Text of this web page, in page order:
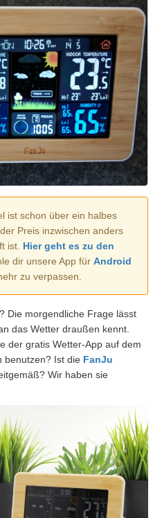
ist schon über ein halbes
Preis inzwischen anders
ist. Hier geht es zu den
dir unsere App für Android
zu verpassen.
Die morgendliche Frage lässt
das Wetter draußen kennt.
der gratis Wetter-App auf dem
benutzen? Ist die FanJu
Wir haben sie